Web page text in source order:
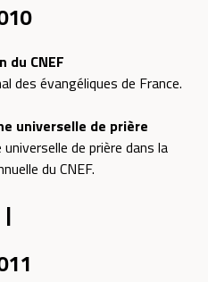
du CNEF
des évangéliques de France.
universelle de prière
de prière dans la
du CNEF.
|